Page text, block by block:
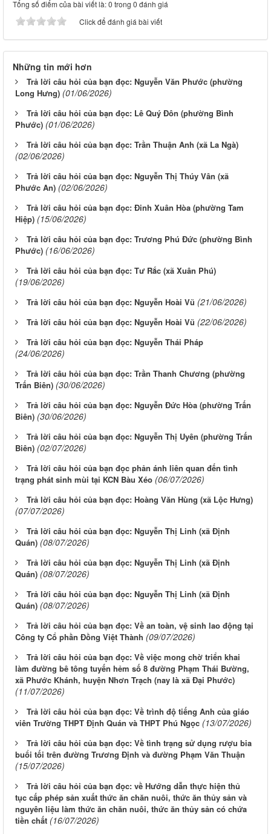
Tổng số điểm của bài viết là: 0 trong 0 đánh giá
Click để đánh giá bài viết
Những tin mới hơn
Trả lời câu hỏi của bạn đọc: Nguyễn Văn Phước (phường
Long Hưng) (01/06/2026)
Trả lời câu hỏi của bạn đọc: Lê Quý Đôn (phường Bình
Phước) (01/06/2026)
Trả lời câu hỏi của bạn đọc: Trần Thuận Anh (xã La Ngà)
(02/06/2026)
Trả lời câu hỏi của bạn đọc: Nguyễn Thị Thúy Vân (xã
Phước An) (02/06/2026)
Trả lời câu hỏi của bạn đọc: Đinh Xuân Hòa (phường Tam
Hiệp) (15/06/2026)
Trả lời câu hỏi của bạn đọc: Trương Phú Đức (phường Bình
Phước) (16/06/2026)
Trả lời câu hỏi của bạn đọc: Tư Rắc (xã Xuân Phú)
(19/06/2026)
Trả lời câu hỏi của bạn đọc: Nguyễn Hoài Vũ (21/06/2026)
Trả lời câu hỏi của bạn đọc: Nguyễn Hoài Vũ (22/06/2026)
Trả lời câu hỏi của bạn đọc: Nguyễn Thái Pháp
(24/06/2026)
Trả lời câu hỏi của bạn đọc: Trần Thanh Chương (phường
Trấn Biên) (30/06/2026)
Trả lời câu hỏi của bạn đọc: Nguyễn Đức Hòa (phường Trấn
Biên) (30/06/2026)
Trả lời câu hỏi của bạn đọc: Nguyễn Thị Uyên (phường Trấn
Biên) (02/07/2026)
Trả lời câu hỏi của bạn đọc phản ánh liên quan đến tình
trạng phát sinh mùi tại KCN Bàu Xéo (06/07/2026)
Trả lời câu hỏi của bạn đọc: Hoàng Văn Hùng (xã Lộc Hưng)
(07/07/2026)
Trả lời câu hỏi của bạn đọc: Nguyễn Thị Linh (xã Định
Quán) (08/07/2026)
Trả lời câu hỏi của bạn đọc: Nguyễn Thị Linh (xã Định
Quán) (08/07/2026)
Trả lời câu hỏi của bạn đọc: Nguyễn Thị Linh (xã Định
Quán) (08/07/2026)
Trả lời câu hỏi của bạn đọc: Về an toàn, vệ sinh lao động tại
Công ty Cổ phần Đồng Việt Thành (09/07/2026)
Trả lời câu hỏi của bạn đọc: Về việc mong chờ triển khai
làm đường bê tông tuyến hẻm số 8 đường Phạm Thái Bường,
xã Phước Khánh, huyện Nhơn Trạch (nay là xã Đại Phước)
(11/07/2026)
Trả lời câu hỏi của bạn đọc: Về trình độ tiếng Anh của giáo
viên Trường THPT Định Quán và THPT Phú Ngọc (13/07/2026)
Trả lời câu hỏi của bạn đọc: Về tình trạng sử dụng rượu bia
buổi tối trên đường Trương Định và đường Phạm Văn Thuận
(15/07/2026)
Trả lời câu hỏi của bạn đọc: về Hướng dẫn thực hiện thủ
tục cấp phép sản xuất thức ăn chăn nuôi, thức ăn thủy sản và
nguyên liệu làm thức ăn chăn nuôi, thức ăn thủy sản có chứa
tiền chất (16/07/2026)